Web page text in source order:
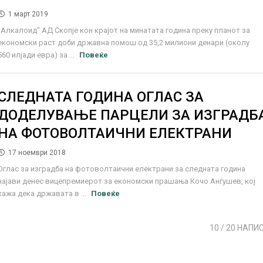
1 март 2019
АД Скопје кон крајот на минатата година преку планот за
раст доби државна помош од 35,2 милиони денари (околу
илјади евра) за ...
Повеќе
ГОДИНА ОГЛАС ЗА
ПАРЦЕЛИ ЗА
ФОТОВОЛТАИЧНИ ЕЛЕКТРАНИ
17 ноември 2018
за изградба на фотоволтаични електрани за следната година
денес вицепремиерот за економски прашања Кочо Анѓушев, кој
дека државата в ...
Повеќе
10 / 20